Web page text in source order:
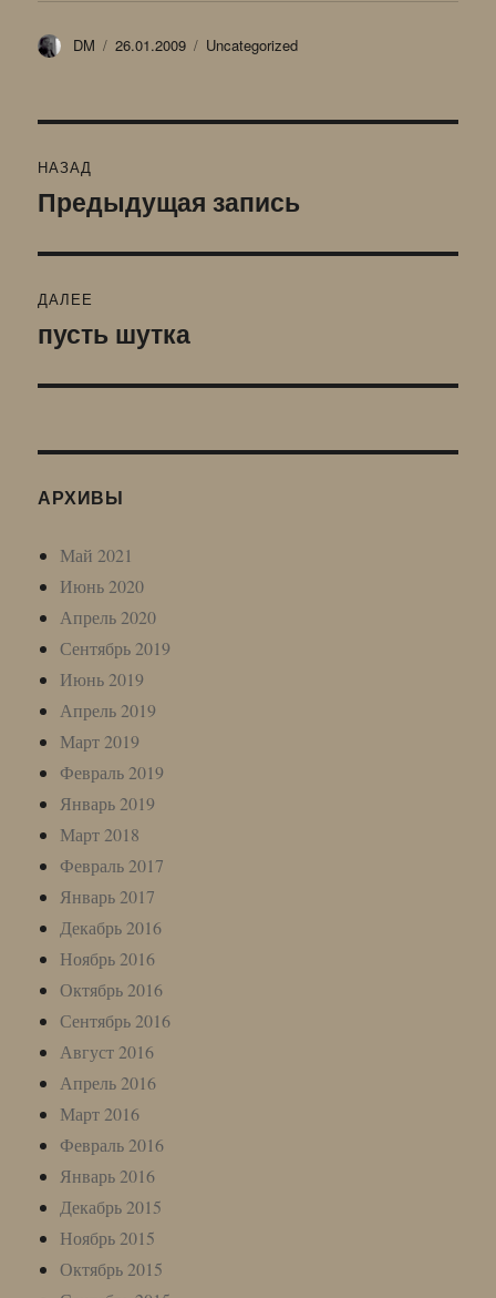
Автор
DM Опубликовано
26.01.2009 Рубрики
Uncategorized
по
НАЗАД
Предыдущая
Предыдущая запись
ДАЛЕЕ
Следующая
пусть шутка
АРХИВЫ
Май 2021
Июнь 2020
Апрель 2020
Сентябрь 2019
Июнь 2019
Апрель 2019
Март 2019
Февраль 2019
Январь 2019
Март 2018
Февраль 2017
Январь 2017
Декабрь 2016
Ноябрь 2016
Октябрь 2016
Сентябрь 2016
Август 2016
Апрель 2016
Март 2016
Февраль 2016
Январь 2016
Декабрь 2015
Ноябрь 2015
Октябрь 2015